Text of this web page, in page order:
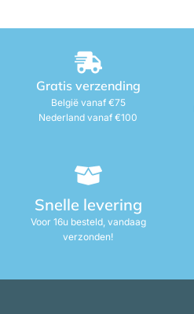
Gratis verzending
België vanaf €75
Nederland vanaf €100
Snelle levering
Voor 16u besteld, vandaag
verzonden!